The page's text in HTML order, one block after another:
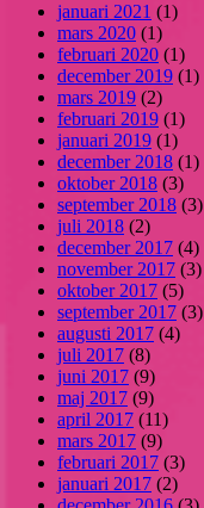
januari 2021 (1)
mars 2020 (1)
februari 2020 (1)
december 2019 (1)
mars 2019 (2)
februari 2019 (1)
januari 2019 (1)
december 2018 (1)
oktober 2018 (3)
september 2018 (3)
juli 2018 (2)
december 2017 (4)
november 2017 (3)
oktober 2017 (5)
september 2017 (3)
augusti 2017 (4)
juli 2017 (8)
juni 2017 (9)
maj 2017 (9)
april 2017 (11)
mars 2017 (9)
februari 2017 (3)
januari 2017 (2)